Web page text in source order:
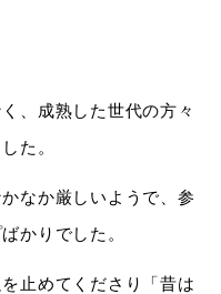
、成熟した世代の方々
た。
なか厳しいようで、参
かりでした。
止めてくださり「昔は